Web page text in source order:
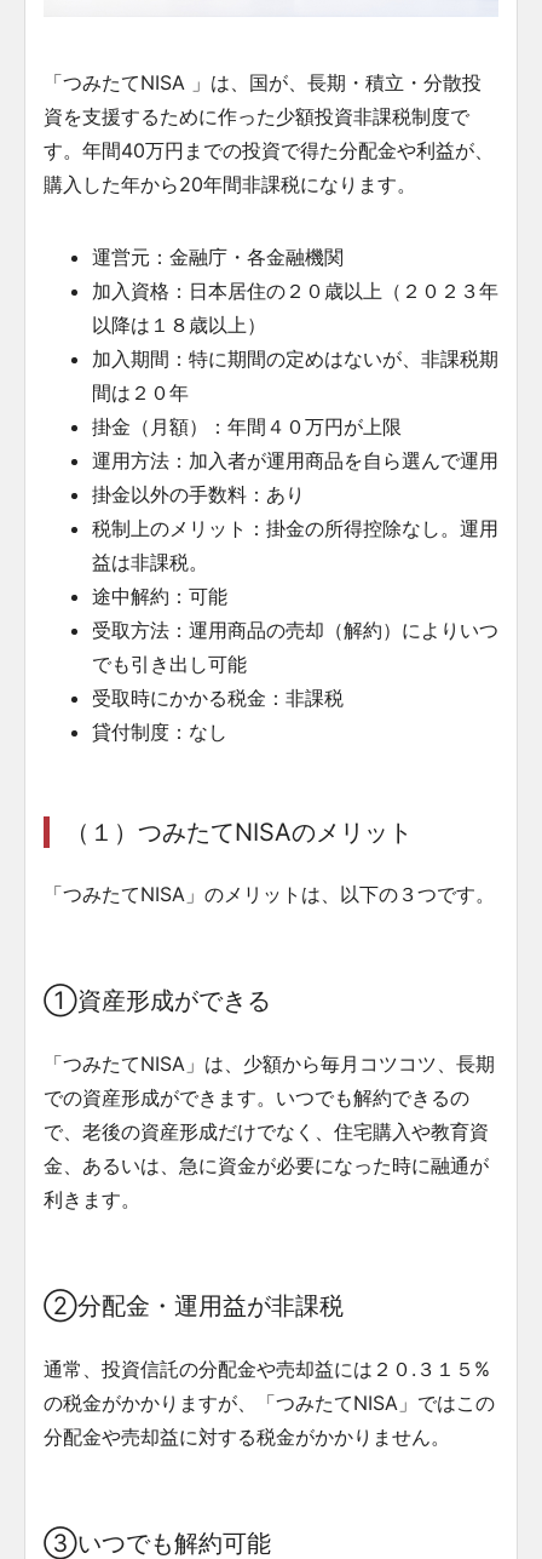
「つみたてNISA 」は、国が、長期・積立・分散投
資を支援するために作った少額投資非課税制度で
す。年間40万円までの投資で得た分配金や利益が、
購入した年から20年間非課税になります。
運営元：金融庁・各金融機関
加入資格：日本居住の２０歳以上（２０２３年
以降は１８歳以上）
加入期間：特に期間の定めはないが、非課税期
間は２０年
掛金（月額）：年間４０万円が上限
運用方法：加入者が運用商品を自ら選んで運用
掛金以外の手数料：あり
税制上のメリット：掛金の所得控除なし。運用
益は非課税。
途中解約：可能
受取方法：運用商品の売却（解約）によりいつ
でも引き出し可能
受取時にかかる税金：非課税
貸付制度：なし
（１）つみたてNISAのメリット
「つみたてNISA」のメリットは、以下の３つです。
①資産形成ができる
「つみたてNISA」は、少額から毎月コツコツ、長期
での資産形成ができます。いつでも解約できるの
で、老後の資産形成だけでなく、住宅購入や教育資
金、あるいは、急に資金が必要になった時に融通が
利きます。
②分配金・運用益が非課税
通常、投資信託の分配金や売却益には２０.３１５%
の税金がかかりますが、「つみたてNISA」ではこの
分配金や売却益に対する税金がかかりません。
③いつでも解約可能